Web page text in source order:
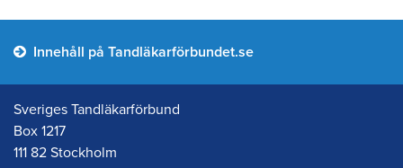
Innehåll på Tandläkarförbundet.se
Sveriges Tandläkarförbund
Box 1217
111 82 Stockholm